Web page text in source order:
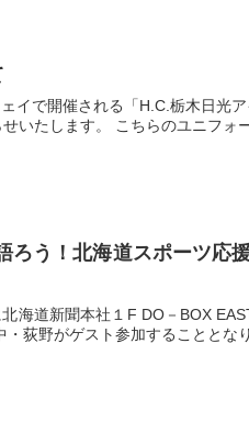
イで開催される「H.C.栃木日光
いたします。 こちらのユニフォ
う！北海道スポーツ応
道新聞本社１F DO－BOX
荻野がゲスト参加することとな